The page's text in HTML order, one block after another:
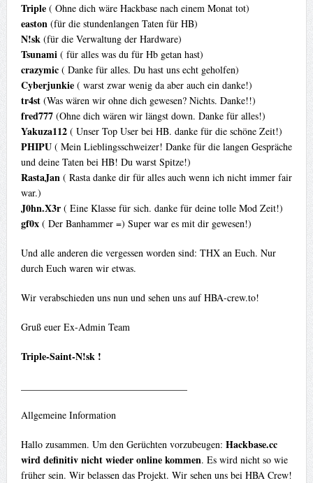
Triple ( Ohne dich wäre Hackbase nach einem Monat tot)
easton (für die stundenlangen Taten für HB)
N!sk(für die Verwaltung der Hardware)
Tsunami ( für alles was du für Hb getan hast)
crazymic ( Danke für alles. Du hast uns echt geholfen)
Cyberjunkie ( warst zwar wenig da aber auch ein danke!)
tr4st (Was wären wir ohne dich gewesen? Nichts. Danke!!)
fred777 (Ohne dich wären wir längst down. Danke für alles!)
Yakuza112 ( Unser Top User bei HB. danke für die schöne Zeit!)
PHIPU ( Mein Lieblingsschweizer! Danke für die langen Gespräche
und deine Taten bei HB! Du warst Spitze!)
RastaJan ( Rasta danke dir für alles auch wenn ich nicht immer fair
war.)
J0hn.X3r( Eine Klasse für sich. danke für deine tolle Mod Zeit!)
gf0x ( Der Banhammer =) Super war es mit dir gewesen!)
Und alle anderen die vergessen worden sind: THX an Euch. Nur
durch Euch waren wir etwas.
Wir verabschieden uns nun und sehen uns auf HBA-crew.to!
Gruß euer Ex-Admin Team
Triple-Saint-N!sk !
Allgemeine Information
Hallo zusammen. Um den Gerüchten vorzubeugen: Hackbase.cc
wird definitiv nicht wieder online kommen. Es wird nicht so wie
früher sein. Wir belassen das Projekt. Wir sehen uns bei HBA Crew!